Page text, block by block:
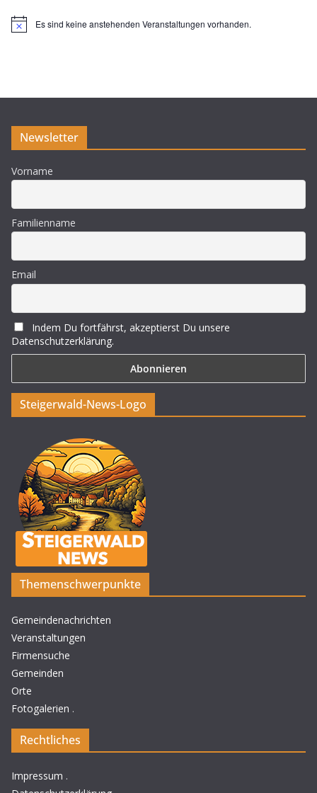
H
s
Es sind keine anstehenden Veranstaltungen vorhanden.
Newsletter
Vorname
Familienname
Email
Indem Du fortfährst, akzeptierst Du unsere
Datenschutzerklärung.
Steigerwald-News-Logo
Themenschwerpunkte
Gemeindenachrichten
Veranstaltungen
Firmensuche
Gemeinden
Orte
Fotogalerien .
Rechtliches
Impressum .